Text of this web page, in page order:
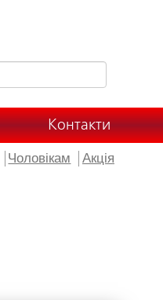
Контакти
Чоловікам Акція